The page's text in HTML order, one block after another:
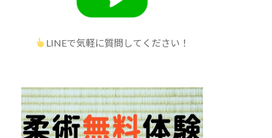
LINEで気軽に質問してください！